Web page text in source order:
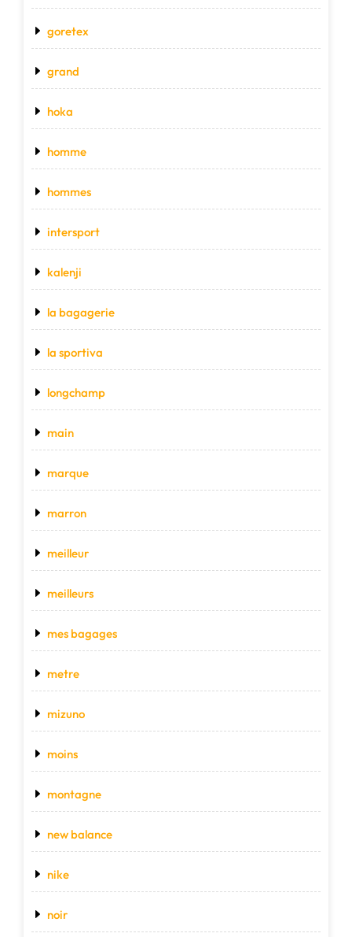
goretex
grand
hoka
homme
hommes
intersport
kalenji
la bagagerie
la sportiva
longchamp
main
marque
marron
meilleur
meilleurs
mes bagages
metre
mizuno
moins
montagne
new balance
nike
noir